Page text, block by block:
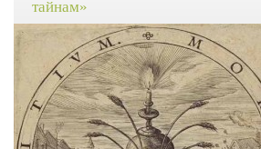
тайнам»